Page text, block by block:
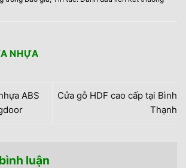
NHỰA
ABS
Cửa gỗ HDF cao cấp tại Bình
Thạnh
luận